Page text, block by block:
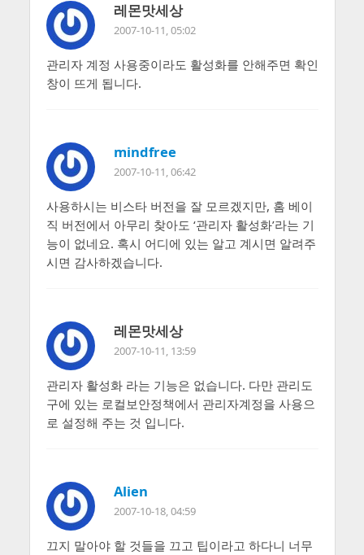
레몬맛세상
2007-10-11, 05:02
관리자 계정 사용중이라도 활성화를 안해주면 확인
창이 뜨게 됩니다.
mindfree
2007-10-11, 06:42
사용하시는 비스타 버전을 잘 모르겠지만, 홈 베이
직 버전에서 아무리 찾아도 ‘관리자 활성화’라는 기
능이 없네요. 혹시 어디에 있는 알고 계시면 알려주
시면 감사하겠습니다.
레몬맛세상
2007-10-11, 13:59
관리자 활성화 라는 기능은 없습니다. 다만 관리도
구에 있는 로컬보안정책에서 관리자계정을 사용으
로 설정해 주는 것 입니다.
Alien
2007-10-18, 04:59
끄지 말아야 할 것들을 끄고 팁이라고 하다니 너무